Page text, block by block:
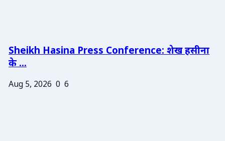
Sheikh Hasina Press Conference: शेख हसीना
के ...
Aug 5, 2026 0 6